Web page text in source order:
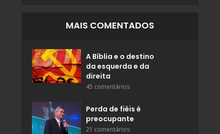
MAIS COMENTADOS
A Bíblia e o destino
da esquerda e da
direita
45 comentários
Perda de fiéis é
preocupante
21 comentários